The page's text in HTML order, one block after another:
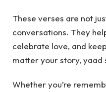
These verses are not
conversations. They
celebrate love, and
matter your story, yaad
Whether you’re